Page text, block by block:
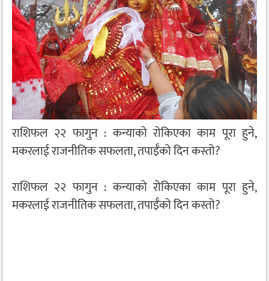
राशिफल २२ फागुन : कन्याको रोकिएका काम पूरा हुने,
मकरलाई राजनीतिक सफलता, तपाईँको दिन कस्तो?
राशिफल २२ फागुन : कन्याको रोकिएका काम पूरा हुने,
मकरलाई राजनीतिक सफलता, तपाईँको दिन कस्तो?